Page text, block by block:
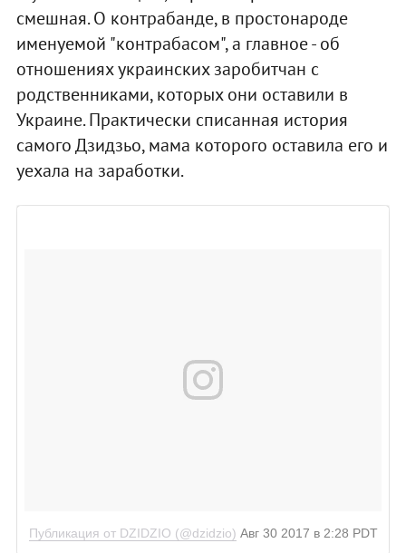
смешная. О контрабанде, в простонароде
именуемой "контрабасом", а главное - об
отношениях украинских заробитчан с
родственниками, которых они оставили в
Украине. Практически списанная история
самого Дзидзьо, мама которого оставила его и
уехала на заработки.
Публикация от DZIDZIO (@dzidzio) Авг 30 2017 в 2:28 PDT